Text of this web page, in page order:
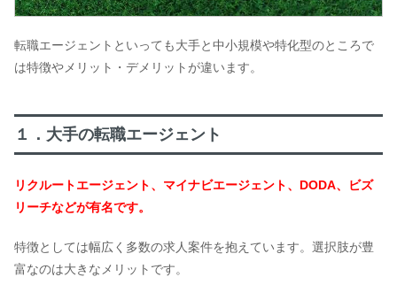
転職エージェントといっても大手と中小規模や特化型のところで
は特徴やメリット・デメリットが違います。
１．大手の転職エージェント
リクルートエージェント、マイナビエージェント、DODA、ビズ
リーチなどが有名です。
特徴としては幅広く多数の求人案件を抱えています。選択肢が豊
富なのは大きなメリットです。